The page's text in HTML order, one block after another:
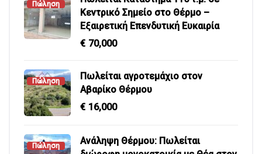
Πώληση
Κεντρικό Σημείο στο Θέρμο –
Εξαιρετική Επενδυτική Ευκαιρία
€ 70,000
Πώληση
Πωλείται αγροτεμάχιο στον
Αβαρίκο Θέρμου
€ 16,000
Πώληση
Ανάληψη Θέρμου: Πωλείται